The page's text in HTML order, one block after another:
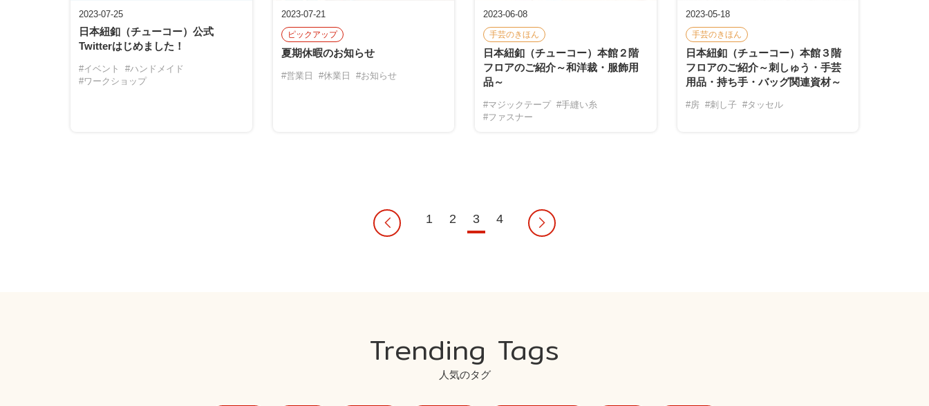
2023-07-25
日本紐釦（チューコー）公式
Twitterはじめました！
#イベント
#ハンドメイド
#ワークショップ
2023-07-21
ピックアップ
夏期休暇のお知らせ
#営業日 #休業日 #お知らせ
2023-06-08
手芸のきほん
日本紐釦（チューコー）本館２階
フロアのご紹介～和洋裁・服飾用
品～
#マジックテープ #手縫い糸
#ファスナー
2023-05-18
手芸のきほん
日本紐釦（チューコー）本館３階
フロアのご紹介～刺しゅう・手芸
用品・持ち手・バッグ関連資材～
#房 #刺し子 #タッセル
1 2 3 4
Trending Tags
人気のタグ